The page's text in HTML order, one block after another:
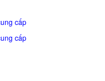
cấp
cấp